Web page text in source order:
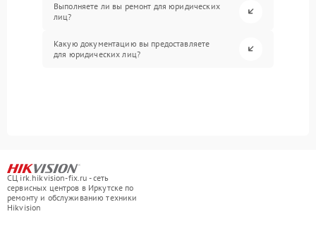
Выполняете ли вы ремонт для юридических
лиц?
Какую документацию вы предоставляете
для юридических лиц?
СЦ irk.hikvision-fix.ru - сеть
сервисных центров в Иркутске по
ремонту и обслуживанию техники
Hikvision